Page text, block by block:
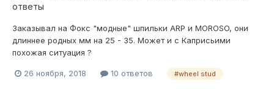
ответы
Заказывал на Фокс "модные" шпильки ARP и MOROSO, они
длиннее родных мм на 25 - 35. Может и с Каприсьими
похожая ситуация ?
26 ноября, 2018 10 ответов #wheel stud